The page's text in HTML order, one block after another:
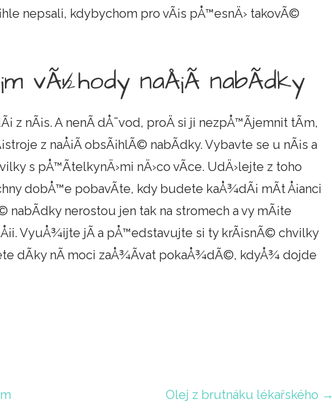
nepsali, kdybychom pro vÃ¡s pÅ™esnÄ› takovÃ©
vÃ½hody naÅ¡Ã­ nabÃ­dky
z nÃ¡s. A nenÃ­ dÅ¯vod, proÄ si ji nezpÅ™Ã­jemnit tÃ­m,
z naÅ¡Ã­ obsÃ¡hlÃ© nabÃ­dky. Vybavte se u nÃ¡s a
s pÅ™Ã­telkynÄ›mi nÄ›co vÃ­ce. UdÄ›lejte z toho
dobÅ™e pobavÃ­te, kdy budete kaÅ¾dÃ¡ mÃ­t Å¡anci
nabÃ­dky nerostou jen tak na stromech a vy mÃ¡te
VyuÅ¾ijte jÃ­ a pÅ™edstavujte si ty krÃ¡snÃ© chvilky
dÃ­ky nÃ­ moci zaÅ¾Ã­vat pokaÅ¾dÃ©, kdyÅ¾ dojde
Olej z brutnáku lékařského →